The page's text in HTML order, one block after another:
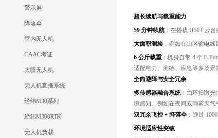
警示屏
降落伞
室内无人机
CAAC考证
大疆无人机
无人机直播系统
经纬M30系列
经纬M300RTK
无人机负载
超长续航与载重能力
59 分钟续航 ：在搭载 H30T 云
大面积测绘 ，例如在山区输电
6 公斤载重 ：机身自带 4 个 E-
适配电力、测绘、应急等多场景
全向避障与安全冗余
多传感器融合系统：由环扫激光
境感知。例如在夜间或雨雾天
双冗余飞控 + 降落伞 ：通过
环境适应性突破